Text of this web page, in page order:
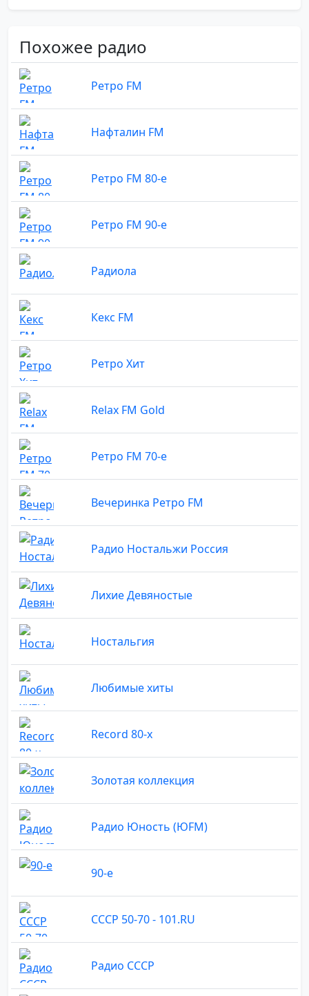
Похожее радио
Ретро FM
Нафталин FM
Ретро FM 80-е
Ретро FM 90-е
Радиола
Кекс FM
Ретро Хит
Relax FM Gold
Ретро FM 70-е
Вечеринка Ретро FM
Радио Ностальжи Россия
Лихие Девяностые
Ностальгия
Любимые хиты
Record 80-х
Золотая коллекция
Радио Юность (ЮFM)
90-е
СССР 50-70 - 101.RU
Радио СССР